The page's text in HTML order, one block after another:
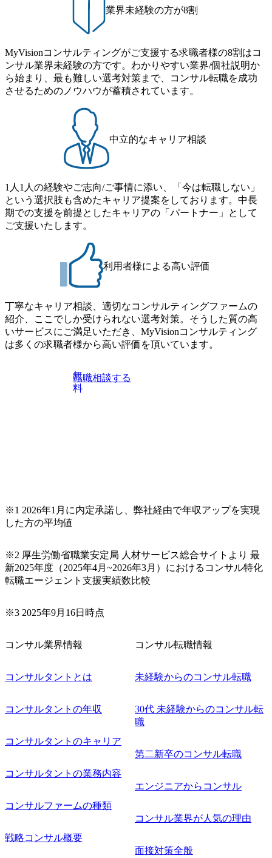
様な経歴の社員が活躍している。 年間休日120日以上、完全
週休2日制、有給休暇初年度10日(消化率46.3%)、特別休暇5
日など、充実した休暇制度を整備している。 ​ 月平均残業時
方が可能である。 ​ スポレク制度や入社者歓迎会、全社員集
会、リフレッシュ休暇など、社員同士の交流や健康をサポ
ートする取り組みが充実している。 2026年8月16日(日) 10:0
0～19:00予定 ※シニアコンサルタント職・マネージャー職
想定の方のみ参加可能です。 2026年8月12日(水) 16:00 平日
なかなか転職活動の時間が取れない方や、サクッと短期間
で転職先を決めたい方へ。 1日で選考が終了する、1day選考
会のご案内です。 ●書類選考 → 一次面接 → 二次面
接 ※選考状況に応じて、三次面接を後日依頼させていただ
く場合がございます ※当日二次面接へお進みいただいた方
は、以下書類が必要となりますため、併せて事前にご提出
をお願いいたします。 ・前年の源泉徴収票 ・給与明細3か
月分 内定の場合は、後日、オファー面談がございます。 書
類選考通過後、一次面接時間と面接用URLをご案内差し上
真付き履歴書データ(PDF)のご提出を面接前日午前10時まで
にお願い致します。 オンラインでの面接となりますので、
お時間になりましたらご案内のURLよりご入室下さい。 一
次面接終了後、メールにて合否のご連絡を差し上げます。
一次面接通過の際は、二次面接のお時間もご案内差し上げ
ますので、ご確認下さい。 二次面接結果は、給与明細3ヶ月
分等の書類提出から3日程度を目処に、メールにてご案内差
し上げます。 東京都中央区銀座4丁目12−15 歌舞伎座タワー
7F 大阪府大阪市北区梅田三丁目2番2号 JPタワー大阪17F
上記本社もしくは東京近郊のクライアント先 プロジェクト
により他拠点の案件にリモートで参画いただくこともあり
※設計～開発のご経験(アプリ/インフラ不問) ・プロジェク
トマネジメント経験(3年以上) ・コンサルティングファーム
出身 ・ビジネスレベルの英語力 ・マネジメント経験 ・PM
できる方 ・クライアントや上司、メンバーからの指摘や要
望を素直に受け止め、改善提案できる方
業界未経験の方が8割
MyVisionコンサルティングがご支援する求職者様の8割はコ
ンサル業界未経験の方です。わかりやすい業界/個社説明か
ら始まり、最も難しい選考対策まで、コンサル転職を成功
させるためのノウハウが蓄積されています。
中立的なキャリア相談
1人1人の経験やご志向/ご事情に添い、「今は転職しない」
という選択肢も含めたキャリア提案をしております。中長
期での支援を前提としたキャリアの「パートナー」として
ご支援いたします。
利用者様による高い評価
丁寧なキャリア相談、適切なコンサルティングファームの
紹介、ここでしか受けられない選考対策。そうした質の高
いサービスにご満足いただき、MyVisionコンサルティング
は多くの求職者様から高い評価を頂いています。
無
料
転職相談する
※1 2026年1月に内定承諾し、弊社経由で年収アップを実現
した方の平均値
※2 厚生労働省職業安定局 人材サービス総合サイトより 最
新2025年度（2025年4月~2026年3月）におけるコンサル特化
転職エージェント支援実績数比較
※3 2025年9月16日時点
コンサル業界情報
コンサルタントとは
コンサルタントの年収
コンサルタントのキャリア
コンサルタントの業務内容
コンサルファームの種類
戦略コンサル概要
コンサル転職情報
未経験からのコンサル転職
30代 未経験からのコンサル転
職
第二新卒のコンサル転職
エンジニアからコンサル
コンサル業界が人気の理由
面接対策全般